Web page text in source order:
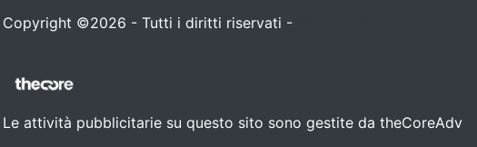
Copyright ©2026 - Tutti i diritti riservati -
Le attività pubblicitarie su questo sito sono gestite da theCoreAdv